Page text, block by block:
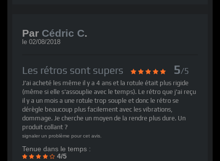
Par Cédric C.
le 02/08/2018
Les rétros sont supers 5/5
J'ai acheté les même il y a 4 ans et la rotule était plus rigide
(même si elle s'assouplie avec le temps). Le rétro que j'ai reçu
il y a un mois a une rotule trop souple et donc le rétro se
dérègle beaucoup plus facilement avec les vibrations,
dommage. Je cherche un moyen de la rendre plus dure. Un
produit collant ?
signaler un problème pour cet avis.
Tenue dans le temps :
4/5